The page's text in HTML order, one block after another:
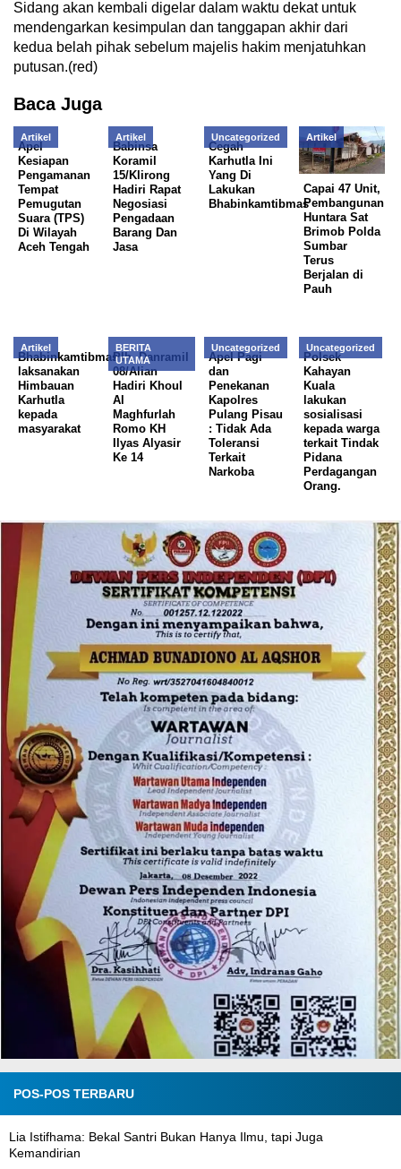
Sidang akan kembali digelar dalam waktu dekat untuk
mendengarkan kesimpulan dan tanggapan akhir dari
kedua belah pihak sebelum majelis hakim menjatuhkan
putusan.(red)
Baca Juga
Artikel
Apel
Kesiapan
Pengamanan
Tempat
Pemugutan
Suara (TPS)
Di Wilayah
Aceh Tengah
Artikel
Babinsa
Koramil
15/Klirong
Hadiri Rapat
Negosiasi
Pengadaan
Barang Dan
Jasa
Uncategorized
Cegah
Karhutla Ini
Yang Di
Lakukan
Bhabinkamtibmas
Artikel
Capai 47 Unit,
Pembangunan
Huntara Sat
Brimob Polda
Sumbar
Terus
Berjalan di
Pauh
Artikel
Bhabinkamtibmas
laksanakan
Himbauan
Karhutla
kepada
masyarakat
BERITA
UTAMA
Plh. Danramil
08/Alian
Hadiri Khoul
Al
Maghfurlah
Romo KH
Ilyas Alyasir
Ke 14
Uncategorized
Apel Pagi
dan
Penekanan
Kapolres
Pulang Pisau
: Tidak Ada
Toleransi
Terkait
Narkoba
Uncategorized
Polsek
Kahayan
Kuala
lakukan
sosialisasi
kepada warga
terkait Tindak
Pidana
Perdagangan
Orang.
POS-POS TERBARU
Lia Istifhama: Bekal Santri Bukan Hanya Ilmu, tapi Juga
Kemandirian